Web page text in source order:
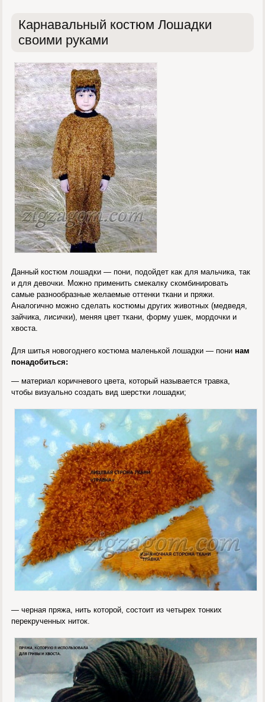
Карнавальный костюм Лошадки
своими руками
Данный костюм лошадки — пони, подойдет как для мальчика, так
и для девочки. Можно применить смекалку скомбинировать
самые разнообразные желаемые оттенки ткани и пряжи.
Аналогично можно сделать костюмы других животных (медведя,
зайчика, лисички), меняя цвет ткани, форму ушек, мордочки и
хвоста.
Для шитья новогоднего костюма маленькой лошадки — понинам
понадобиться:
— материал коричневого цвета, который называется травка,
чтобы визуально создать вид шерстки лошадки;
— черная пряжа, нить которой, состоит из четырех тонких
перекрученных ниток.